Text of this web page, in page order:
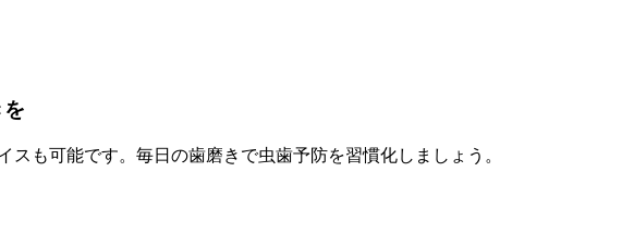
スも可能です。毎日の歯磨きで虫歯予防を習慣化しましょう。